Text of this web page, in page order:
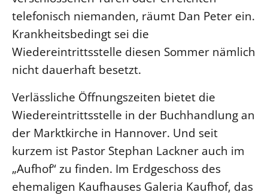
telefonisch niemanden, räumt Dan Peter ein.
Krankheitsbedingt sei die
Wiedereintrittsstelle diesen Sommer nämlich
nicht dauerhaft besetzt.
Verlässliche Öffnungszeiten bietet die
Wiedereintrittsstelle in der Buchhandlung an
der Marktkirche in Hannover. Und seit
kurzem ist Pastor Stephan Lackner auch im
„Aufhof“ zu finden. Im Erdgeschoss des
ehemaligen Kaufhauses Galeria Kaufhof, das